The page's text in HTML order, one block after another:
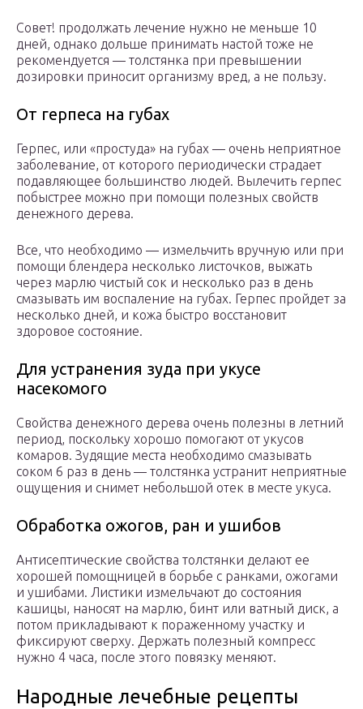
Совет! продолжать лечение нужно не меньше 10
дней, однако дольше принимать настой тоже не
рекомендуется — толстянка при превышении
дозировки приносит организму вред, а не пользу.
От герпеса на губах
Герпес, или «простуда» на губах — очень неприятное
заболевание, от которого периодически страдает
подавляющее большинство людей. Вылечить герпес
побыстрее можно при помощи полезных свойств
денежного дерева.
Все, что необходимо — измельчить вручную или при
помощи блендера несколько листочков, выжать
через марлю чистый сок и несколько раз в день
смазывать им воспаление на губах. Герпес пройдет за
несколько дней, и кожа быстро восстановит
здоровое состояние.
Для устранения зуда при укусе
насекомого
Свойства денежного дерева очень полезны в летний
период, поскольку хорошо помогают от укусов
комаров. Зудящие места необходимо смазывать
соком 6 раз в день — толстянка устранит неприятные
ощущения и снимет небольшой отек в месте укуса.
Обработка ожогов, ран и ушибов
Антисептические свойства толстянки делают ее
хорошей помощницей в борьбе с ранками, ожогами
и ушибами. Листики измельчают до состояния
кашицы, наносят на марлю, бинт или ватный диск, а
потом прикладывают к пораженному участку и
фиксируют сверху. Держать полезный компресс
нужно 4 часа, после этого повязку меняют.
Народные лечебные рецепты